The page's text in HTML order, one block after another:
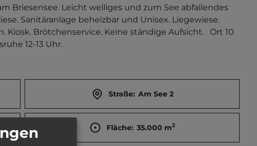
Briesensee. Leicht welliges und zum See abfallendes
Sanitäranlage beheizbar und Unisex. Liegewiese.
Brötchenservice. Keine ständige Aufsicht.   Ort 10
12-13 Uhr.
Straße: Am See 2
Fläche: 35.000 m2